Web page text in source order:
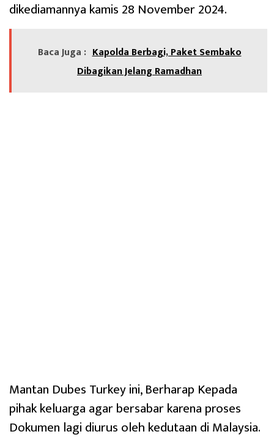
dikediamannya kamis 28 November 2024.
Baca Juga : Kapolda Berbagi, Paket Sembako
Dibagikan Jelang Ramadhan
Mantan Dubes Turkey ini, Berharap Kepada
pihak keluarga agar bersabar karena proses
Dokumen lagi diurus oleh kedutaan di Malaysia.